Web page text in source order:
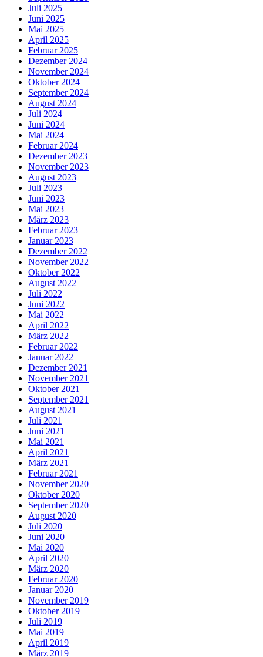
Juli 2025
Juni 2025
Mai 2025
April 2025
Februar 2025
Dezember 2024
November 2024
Oktober 2024
September 2024
August 2024
Juli 2024
Juni 2024
Mai 2024
Februar 2024
Dezember 2023
November 2023
August 2023
Juli 2023
Juni 2023
Mai 2023
März 2023
Februar 2023
Januar 2023
Dezember 2022
November 2022
Oktober 2022
August 2022
Juli 2022
Juni 2022
Mai 2022
April 2022
März 2022
Februar 2022
Januar 2022
Dezember 2021
November 2021
Oktober 2021
September 2021
August 2021
Juli 2021
Juni 2021
Mai 2021
April 2021
März 2021
Februar 2021
November 2020
Oktober 2020
September 2020
August 2020
Juli 2020
Juni 2020
Mai 2020
April 2020
März 2020
Februar 2020
Januar 2020
November 2019
Oktober 2019
Juli 2019
Mai 2019
April 2019
März 2019